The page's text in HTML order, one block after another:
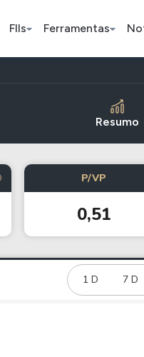
FIIs Ferramentas
BDR
JBS
Stocks
Tesla
Apple
Resumo
P/VP
0,51
1 D 7 D